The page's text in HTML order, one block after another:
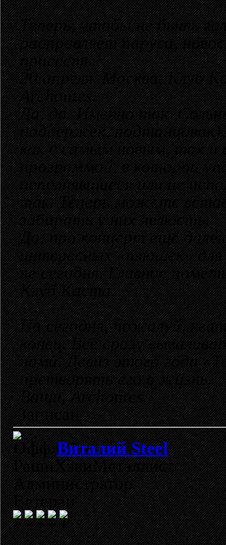
Теперь, чтобы не быть
расправляет паруса,
присесть.
20 апреля. Москва. Клуб
Archontes.
Да, да. Именно так.
поддержек,
как с самым новым, так
программой, в которой
исполнявшиеся или не
так. Теперь можете
забирать у них челюсть.
Да, про концерт ещё
интересных «плюшек»
не сегодня. Главное
Клуб Каста.
На сегодня, пожалуй,
конец. Всё сразу
нами. Девиз этого года
претворять его в жизнь.
Ваши, Archontes.
Записан
Виталий Steel
РашнХэвиМеталлист
Администратор
Ветеран